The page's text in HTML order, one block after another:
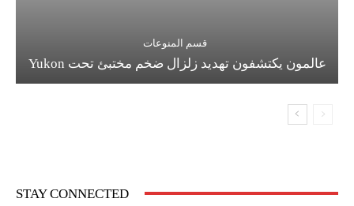
قسم المنوعات
عالمون يكتشفون تهديد زلزال ضخم مختبئ تحت Yukon
STAY CONNECTED